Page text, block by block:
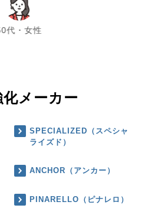
代・女性
chevron_left chevron_right
化メーカー
SPECIALIZED（スペシャ
ライズド）
ANCHOR（アンカー）
PINARELLO（ピナレロ）